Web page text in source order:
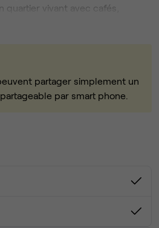
quartier vivant avec cafés,
pour le midi.
un espace cuisine, des
24’, chaise, étagère,
par Ethernet et Wifi
entièrement
taxes
partager simplement un
par smart phone.